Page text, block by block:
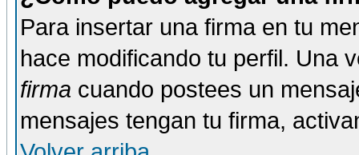
Para insertar una firma en tu
hace modificando tu perfil. Una
firma cuando postees un
mensajes tengan tu firma,